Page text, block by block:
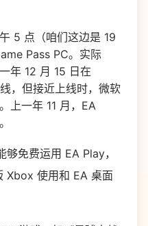
5 点（咱们这边是 19
Pass PC。实际
年 12 月 15 日在
，但接近上线时，微软
上一年 11 月，EA
免费运用 EA Play，
Xbox 使用和 EA 桌面